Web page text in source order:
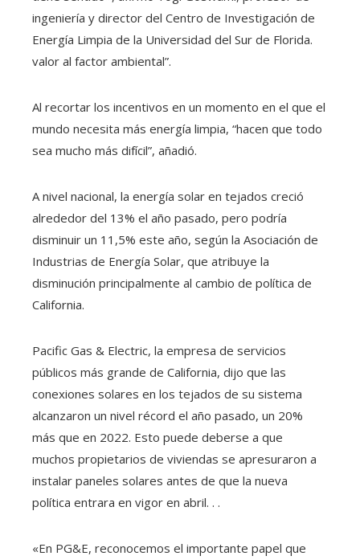
ingeniería y director del Centro de Investigación de
Energía Limpia de la Universidad del Sur de Florida.
valor al factor ambiental”.
Al recortar los incentivos en un momento en el que el
mundo necesita más energía limpia, “hacen que todo
sea mucho más difícil”, añadió.
A nivel nacional, la energía solar en tejados creció
alrededor del 13% el año pasado, pero podría
disminuir un 11,5% este año, según la Asociación de
Industrias de Energía Solar, que atribuye la
disminución principalmente al cambio de política de
California.
Pacific Gas & Electric, la empresa de servicios
públicos más grande de California, dijo que las
conexiones solares en los tejados de su sistema
alcanzaron un nivel récord el año pasado, un 20%
más que en 2022. Esto puede deberse a que
muchos propietarios de viviendas se apresuraron a
instalar paneles solares antes de que la nueva
política entrara en vigor en abril. . .
«En PG&E, reconocemos el importante papel que